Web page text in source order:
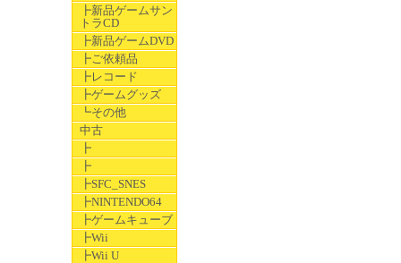
┣新品ゲームサン
トラCD
┣新品ゲームDVD
┣ご依頼品
┣レコード
┣ゲームグッズ
┗その他
中古
┣
┣
┣SFC_SNES
┣NINTENDO64
┣ゲームキューブ
┣Wii
┣Wii U